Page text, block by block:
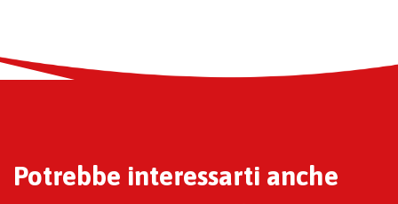
Potrebbe interessarti anche